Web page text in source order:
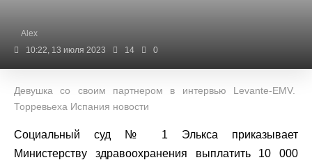
Alex
10:22, 13 июля 2023
14 0
Девушка со своим партнером в интервью Levante-EMV.
Торревьеха Испания новости
Социальный суд № 1 Элькса приказывает
Министерству здравоохранения выплатить 10 000